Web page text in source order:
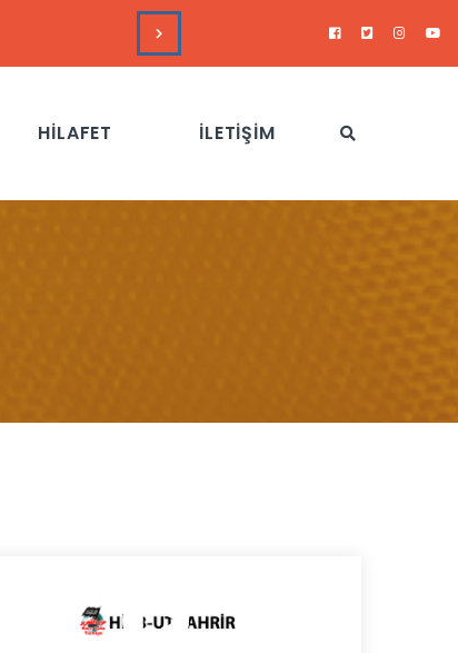
Haftalık Değerlendirme Toplantısı - 21 Temmuz 2026
HİLAFET İLETİŞİM